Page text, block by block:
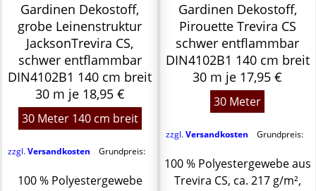
Gardinen Dekostoff,
grobe Leinenstruktur
JacksonTrevira CS,
schwer entflammbar
DIN4102B1 140 cm breit
30 m je 18,95 €
30 Meter 140 cm breit
zzgl.Versandkosten Grundpreis:
100 % Polyestergewebe
Gardinen Dekostoff,
Pirouette Trevira CS
schwer entflammbar
DIN4102B1 140 cm breit
30 m je 17,95 €
30 Meter
zzgl.Versandkosten Grundpreis:
100 % Polyestergewebe aus
Trevira CS, ca. 217 g/m²,